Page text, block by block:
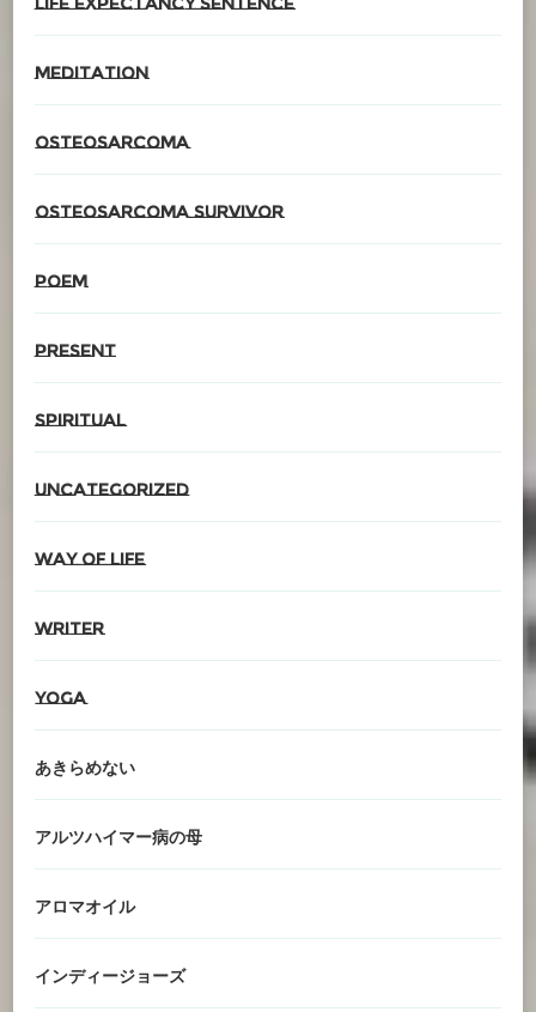
meditation
Osteosarcoma
Osteosarcoma survivor
poem
present
spiritual
Uncategorized
Way of life
writer
YOGA
あきらめない
アルツハイマー病の母
アロマオイル
インディージョーズ